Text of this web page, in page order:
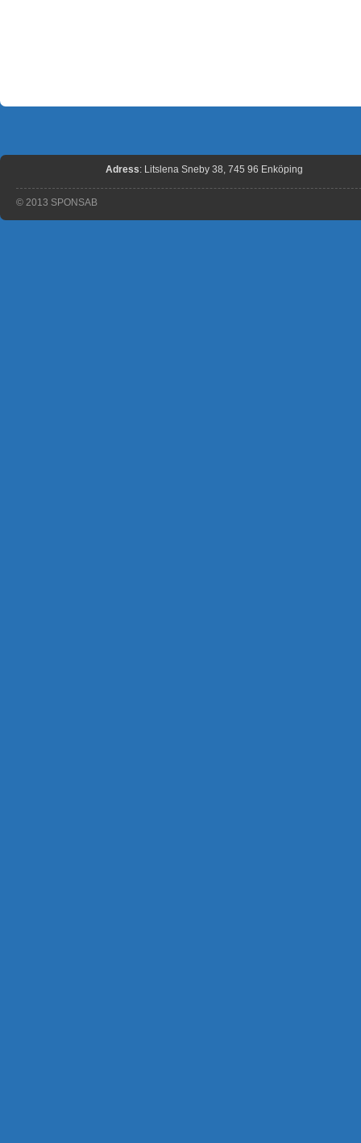
Adress: Litslena Sneby 38, 745 96 Enköping
© 2013 SPONSAB